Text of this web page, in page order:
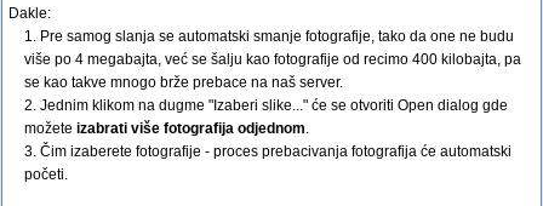
Dakle:
1. Pre samog slanja se automatski smanje fotografije, tako da one ne budu
više po 4 megabajta, već se šalju kao fotografije od recimo 400 kilobajta, pa
se kao takve mnogo brže prebace na naš server.
2. Jednim klikom na dugme "Izaberi slike..." će se otvoriti Open dialog gde
možete izabrati više fotografija odjednom.
3. Čim izaberete fotografije - proces prebacivanja fotografija će automatski
početi.